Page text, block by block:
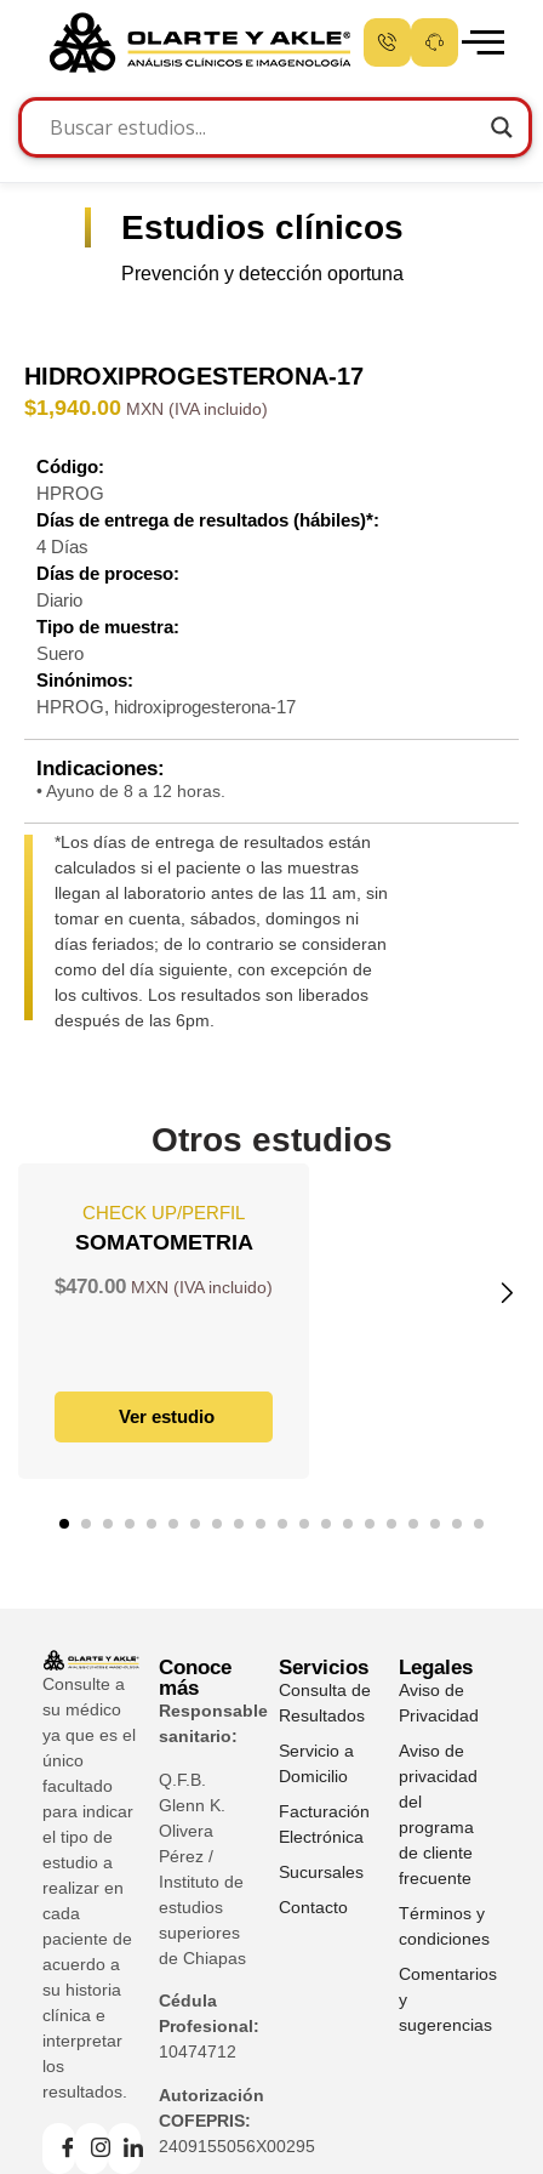
Estudios clínicos
Prevención y detección oportuna
HIDROXIPROGESTERONA-17
$1,940.00
Código:
HPROG
Días de entrega de resultados (hábiles)*:
4 Días
Días de proceso:
Diario
Tipo de muestra:
Suero
Sinónimos:
HPROG, hidroxiprogesterona-17
Indicaciones:
• Ayuno de 8 a 12 horas.
*Los días de entrega de resultados están
calculados si el paciente o las muestras
llegan al laboratorio antes de las 11 am, sin
tomar en cuenta, sábados, domingos ni
días feriados; de lo contrario se consideran
como del día siguiente, con excepción de
los cultivos. Los resultados son liberados
después de las 6pm.
Otros estudios
CHECK UP/PERFIL
SOMATOMETRIA
$470.00
Ver estudio
Consulte a
su médico
ya que es el
único
facultado
para indicar
el tipo de
estudio a
realizar en
cada
paciente de
acuerdo a
su historia
clínica e
interpretar
los
resultados.
Conoce
más
Responsable
sanitario:
Q.F.B.
Glenn K
Olivera
Pérez /
Instituto de
estudios
superiores
de Chiapas
Cédula
Profesional:
10474712
Autorización
COFEPRIS:
2409155056X00295
Servicios
Consulta de
Resultados
Servicio a
Domicilio
Facturación
Electrónica
Sucursales
Contacto
Legales
Aviso de
Privacidad
Aviso de
privacidad
del
programa
de cliente
frecuente
Términos y
condiciones
Comentarios
y
sugerencias